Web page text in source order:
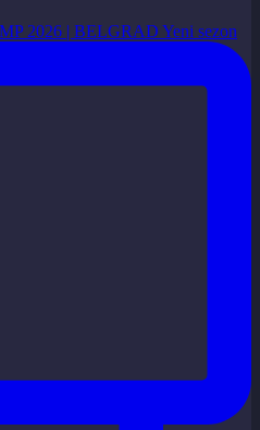
2026 | BELGRAD Yeni sezon